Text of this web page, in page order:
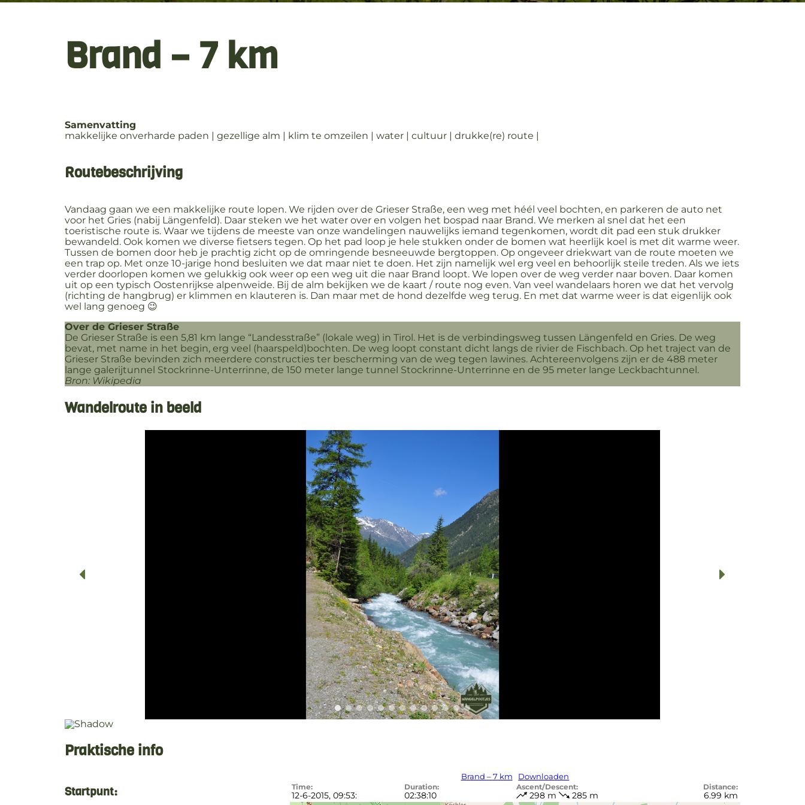
Brand – 7 km
Samenvatting
makkelijke onverharde paden | gezellige alm | klim te omzeilen | water | cultuur | drukke(re) route |
Routebeschrijving
Vandaag gaan we een makkelijke route lopen. We rijden over de Grieser Straße, een weg met héél veel bochten, en parkeren de auto net
voor het Gries (nabij Längenfeld). Daar steken we het water over en volgen het bospad naar Brand. We merken al snel dat het een
toeristische route is. Waar we tijdens de meeste van onze wandelingen nauwelijks iemand tegenkomen, wordt dit pad een stuk drukker
bewandeld. Ook komen we diverse fietsers tegen. Op het pad loop je hele stukken onder de bomen wat heerlijk koel is met dit warme weer.
Tussen de bomen door heb je prachtig zicht op de omringende besneeuwde bergtoppen. Op ongeveer driekwart van de route moeten we
een trap op. Met onze 10-jarige hond besluiten we dat maar niet te doen. Het zijn namelijk wel erg veel en behoorlijk steile treden. Als we iets
verder doorlopen komen we gelukkig ook weer op een weg uit die naar Brand loopt. We lopen over de weg verder naar boven. Daar komen
uit op een typisch Oostenrijkse alpenweide. Bij de alm bekijken we de kaart / route nog even. Van veel wandelaars horen we dat het vervolg
(richting de hangbrug) er klimmen en klauteren is. Dan maar met de hond dezelfde weg terug. En met dat warme weer is dat eigenlijk ook
wel lang genoeg 😉
Over de Grieser Straße
De Grieser Straße is een 5,81 km lange “Landesstraße” (lokale weg) in Tirol. Het is de verbindingsweg tussen Längenfeld en Gries. De weg
bevat, met name in het begin, erg veel (haarspeld)bochten. De weg loopt constant dicht langs de rivier de Fischbach. Op het traject van de
Grieser Straße bevinden zich meerdere constructies ter bescherming van de weg tegen lawines. Achtereenvolgens zijn er de 488 meter
lange galerijtunnel Stockrinne-Unterrinne, de 150 meter lange tunnel Stockrinne-Unterrinne en de 95 meter lange Leckbachtunnel.
Bron: Wikipedia
Wandelroute in beeld
Praktische info
Startpunt:
Brand – 7 km
Downloaden
Time:
12-6-2015, 09:53:
Duration:
02:38:10
Ascent/Descent:
298 m 285 m
Distance:
6.99 km